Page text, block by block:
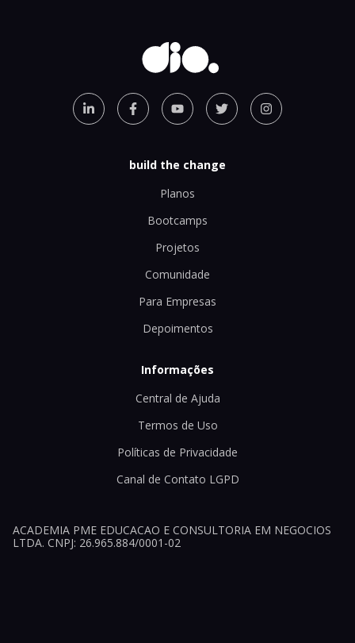
build the change
Planos
Bootcamps
Projetos
Comunidade
Para Empresas
Depoimentos
Informações
Central de Ajuda
Termos de Uso
Políticas de Privacidade
Canal de Contato LGPD
ACADEMIA PME EDUCACAO E CONSULTORIA EM NEGOCIOS
LTDA. CNPJ: 26.965.884/0001-02